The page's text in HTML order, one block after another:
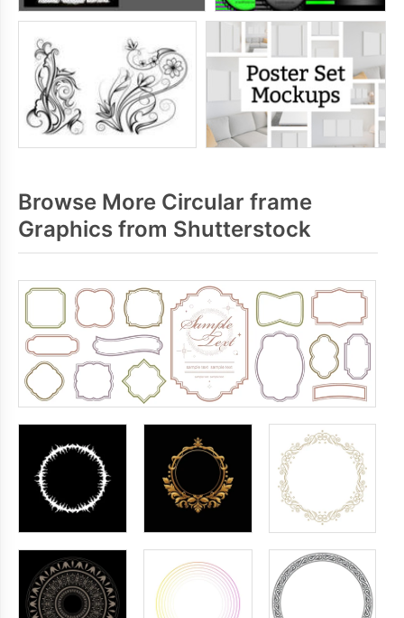
Browse More Circular frame
Graphics from Shutterstock